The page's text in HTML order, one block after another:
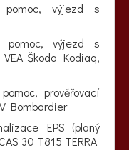
výjezd s
výjezd s
Škoda Kodiaq,
prověřovací
Bombardier
EPS (planý
30 T815 TERRA